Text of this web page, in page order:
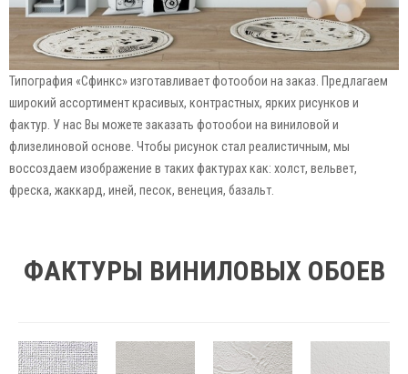
Типография «Сфинкс» изготавливает фотообои на заказ. Предлагаем
широкий ассортимент красивых, контрастных, ярких рисунков и
фактур. У нас Вы можете заказать фотообои на виниловой и
флизелиновой основе. Чтобы рисунок стал реалистичным, мы
воссоздаем изображение в таких фактурах как: холст, вельвет,
фреска, жаккард, иней, песок, венеция, базальт.
ФАКТУРЫ ВИНИЛОВЫХ ОБОЕВ